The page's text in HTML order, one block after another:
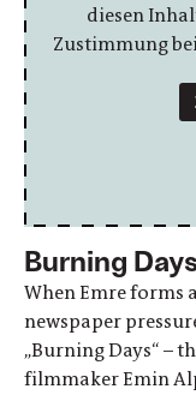
diesen
Zustimmung
Burning
When Emre forms
newspaper
„Burning Days“ –
filmmaker Emin